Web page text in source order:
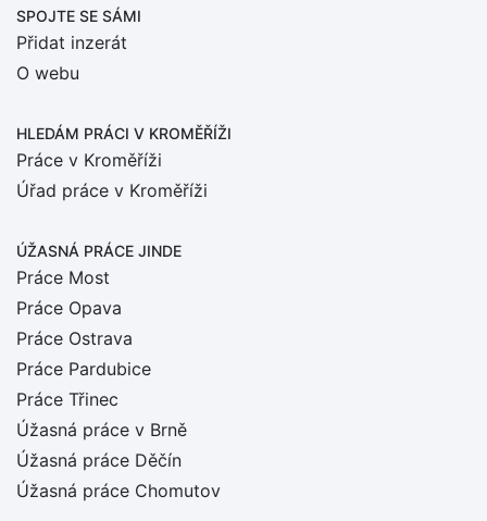
SPOJTE SE SÁMI
Přidat inzerát
O webu
HLEDÁM PRÁCI V KROMĚŘÍŽI
Práce v Kroměříži
Úřad práce v Kroměříži
ÚŽASNÁ PRÁCE JINDE
Práce Most
Práce Opava
Práce Ostrava
Práce Pardubice
Práce Třinec
Úžasná práce v Brně
Úžasná práce Děčín
Úžasná práce Chomutov